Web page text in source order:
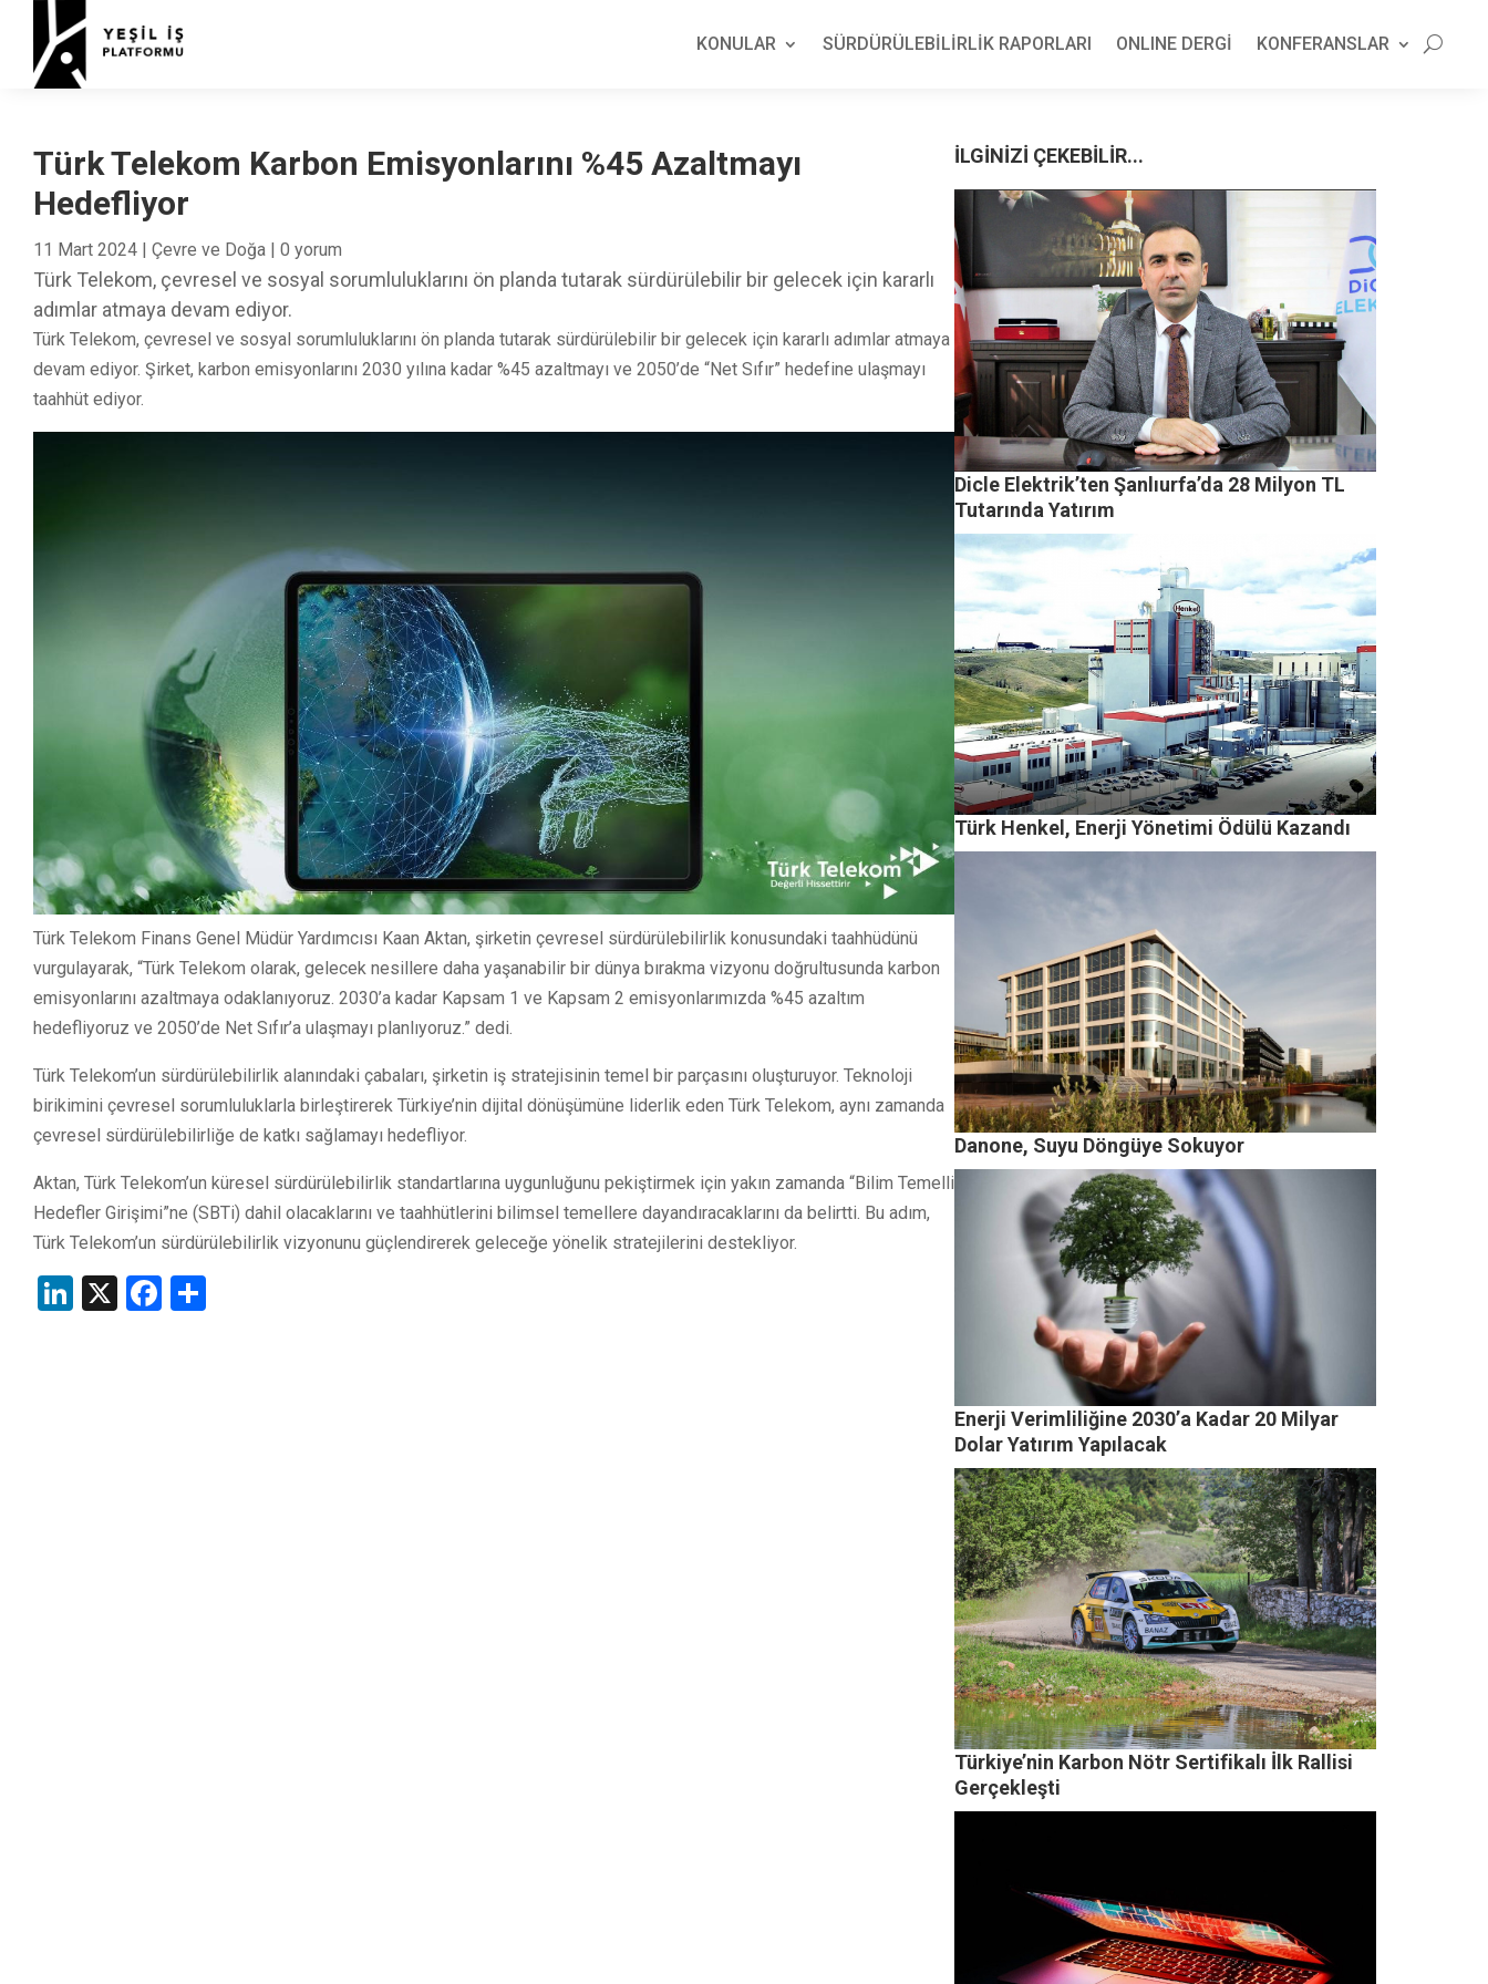
KONULAR SÜRDÜRÜLEBİLİRLİK RAPORLARI ONLINE DERGİ KONFERANSLAR
Türk Telekom Karbon Emisyonlarını %45 Azaltmayı
Hedefliyor
11 Mart 2024 | Çevre ve Doğa | 0 yorum
Türk Telekom, çevresel ve sosyal sorumluluklarını ön planda tutarak sürdürülebilir bir gelecek için kararlı
adımlar atmaya devam ediyor.
Türk Telekom, çevresel ve sosyal sorumluluklarını ön planda tutarak sürdürülebilir bir gelecek için kararlı adımlar atmaya
devam ediyor. Şirket, karbon emisyonlarını 2030 yılına kadar %45 azaltmayı ve 2050’de “Net Sıfır” hedefine ulaşmayı
taahhüt ediyor.
Türk Telekom Finans Genel Müdür Yardımcısı Kaan Aktan, şirketin çevresel sürdürülebilirlik konusundaki taahhüdünü
vurgulayarak, “Türk Telekom olarak, gelecek nesillere daha yaşanabilir bir dünya bırakma vizyonu doğrultusunda karbon
emisyonlarını azaltmaya odaklanıyoruz. 2030’a kadar Kapsam 1 ve Kapsam 2 emisyonlarımızda %45 azaltım
hedefliyoruz ve 2050’de Net Sıfır’a ulaşmayı planlıyoruz.” dedi.
Türk Telekom’un sürdürülebilirlik alanındaki çabaları, şirketin iş stratejisinin temel bir parçasını oluşturuyor. Teknoloji
birikimini çevresel sorumluluklarla birleştirerek Türkiye’nin dijital dönüşümüne liderlik eden Türk Telekom, aynı zamanda
çevresel sürdürülebilirliğe de katkı sağlamayı hedefliyor.
Aktan, Türk Telekom’un küresel sürdürülebilirlik standartlarına uygunluğunu pekiştirmek için yakın zamanda “Bilim Temelli
Hedefler Girişimi”ne (SBTi) dahil olacaklarını ve taahhütlerini bilimsel temellere dayandıracaklarını da belirtti. Bu adım,
Türk Telekom’un sürdürülebilirlik vizyonunu güçlendirerek geleceğe yönelik stratejilerini destekliyor.
LinkedIn
X Facebook
İLGİNİZİ ÇEKEBİLİR...
Dicle Elektrik’ten Şanlıurfa’da 28 Milyon TL
Tutarında Yatırım
Türk Henkel, Enerji Yönetimi Ödülü Kazandı
Danone, Suyu Döngüye Sokuyor
Enerji Verimliliğine 2030’a Kadar 20 Milyar
Dolar Yatırım Yapılacak
Türkiye’nin Karbon Nötr Sertifikalı İlk Rallisi
Gerçekleşti